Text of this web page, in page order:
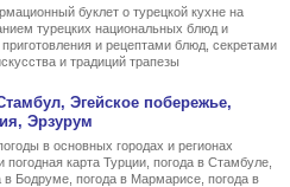
буклет о турецкой кухне на
турецких национальных блюд и
и рецептами блюд, секретами
и традиций трапезы
Эгейское побережье,
Эрзурум
в основных городах и регионах
погодная карта Турции, погода в Стамбуле,
в Бодруме, погода в Мармарисе, погода в